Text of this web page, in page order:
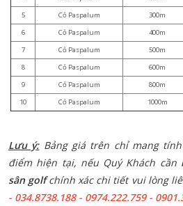
Lưu ý: Bảng giá trên chỉ mang
điểm hiện tại, nếu Quý Khách cần
sân golfchính xác chi tiết vui lòng
- 034.8738.188 - 0974.222.759 -